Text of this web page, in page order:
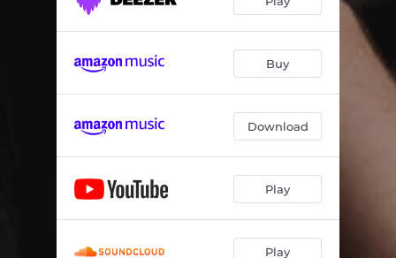
Buy
Download
Play
Play